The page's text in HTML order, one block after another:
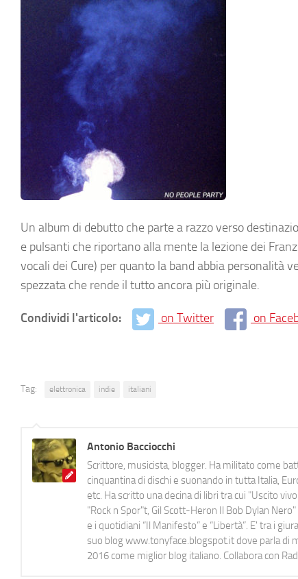
Un album di debutto che parte a razzo verso
e pulsanti che riportano alla mente la lezione dei
vocali dei Cure) per quanto la band abbia
spezzata che rende il tutto ancora più originale.
Condividi l'articolo: on Twitter on
Tag: elettronica indie italiani
Antonio Bacciocchi
Scrittore, musicista, blogger. Ha militato come
cinquantina di dischi e suonando in tutta Italia,
etc. Ha scritto una decina di libri tra cui "Uscito
"Rock n Spor"t, Gil Scott-Heron Il Bob Dylan
e i quotidiani “Il Manifesto” e “Libertà”. E' tra i
suo blog www.tonyface.blogspot.it dove parla di
2016 come miglior blog italiano. Collabora con